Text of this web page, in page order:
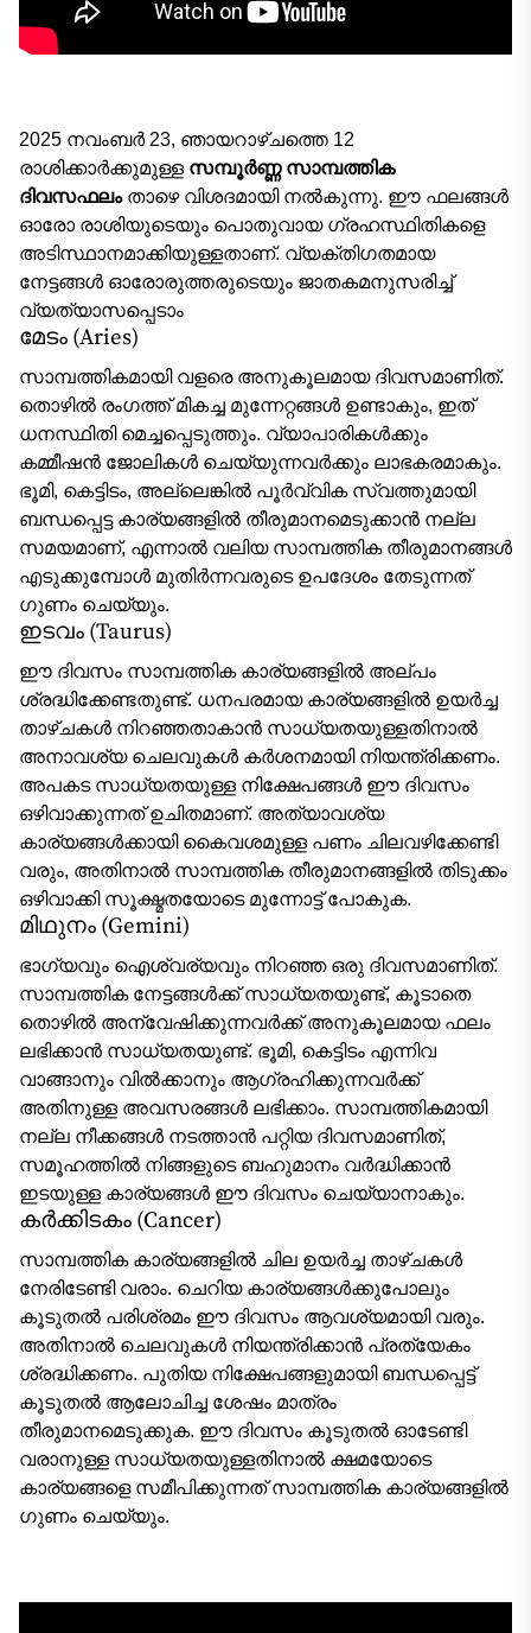
2025 നവംബർ 23, ഞായറാഴ്‌ചത്തെ 12
രാശിക്കാർക്കുമുള്ള സമ്പൂർണ്ണ സാമ്പത്തിക
ദിവസഫലംതാഴെ വിശദമായി നൽകുന്നു. ഈ ഫലങ്ങൾ
ഓരോ രാശിയുടെയും പൊതുവായ ഗ്രഹസ്ഥിതികളെ
അടിസ്ഥാനമാക്കിയുള്ളതാണ്. വ്യക്തിഗതമായ
നേട്ടങ്ങൾ ഓരോരുത്തരുടെയും ജാതകമനുസരിച്ച്
വ്യത്യാസപ്പെടാം
മേടം (Aries)
സാമ്പത്തികമായി വളരെ അനുകൂലമായ ദിവസമാണിത്.
തൊഴിൽ രംഗത്ത് മികച്ച മുന്നേറ്റങ്ങൾ ഉണ്ടാകും, ഇത്
ധനസ്ഥിതി മെച്ചപ്പെടുത്തും. വ്യാപാരികൾക്കും
കമ്മീഷൻ ജോലികൾ ചെയ്യുന്നവർക്കും ലാഭകരമാകും.
ഭൂമി, കെട്ടിടം, അല്ലെങ്കിൽ പൂർവ്വിക സ്വത്തുമായി
ബന്ധപ്പെട്ട കാര്യങ്ങളിൽ തീരുമാനമെടുക്കാൻ നല്ല
സമയമാണ്, എന്നാൽ വലിയ സാമ്പത്തിക തീരുമാനങ്ങൾ
എടുക്കുമ്പോൾ മുതിർന്നവരുടെ ഉപദേശം തേടുന്നത്
ഗുണം ചെയ്യും.
ഇടവം (Taurus)
ഈ ദിവസം സാമ്പത്തിക കാര്യങ്ങളിൽ അല്പം
ശ്രദ്ധിക്കേണ്ടതുണ്ട്. ധനപരമായ കാര്യങ്ങളിൽ ഉയർച്ച
താഴ്ചകൾ നിറഞ്ഞതാകാൻ സാധ്യതയുള്ളതിനാൽ
അനാവശ്യ ചെലവുകൾ കർശനമായി നിയന്ത്രിക്കണം.
അപകട സാധ്യതയുള്ള നിക്ഷേപങ്ങൾ ഈ ദിവസം
ഒഴിവാക്കുന്നത് ഉചിതമാണ്. അത്യാവശ്യ
കാര്യങ്ങൾക്കായി കൈവശമുള്ള പണം ചിലവഴിക്കേണ്ടി
വരും, അതിനാൽ സാമ്പത്തിക തീരുമാനങ്ങളിൽ തിടുക്കം
ഒഴിവാക്കി സൂക്ഷ്മതയോടെ മുന്നോട്ട് പോകുക.
മിഥുനം (Gemini)
ഭാഗ്യവും ഐശ്വര്യവും നിറഞ്ഞ ഒരു ദിവസമാണിത്.
സാമ്പത്തിക നേട്ടങ്ങൾക്ക് സാധ്യതയുണ്ട്, കൂടാതെ
തൊഴിൽ അന്വേഷിക്കുന്നവർക്ക് അനുകൂലമായ ഫലം
ലഭിക്കാൻ സാധ്യതയുണ്ട്. ഭൂമി, കെട്ടിടം എന്നിവ
വാങ്ങാനും വിൽക്കാനും ആഗ്രഹിക്കുന്നവർക്ക്
അതിനുള്ള അവസരങ്ങൾ ലഭിക്കാം. സാമ്പത്തികമായി
നല്ല നീക്കങ്ങൾ നടത്താൻ പറ്റിയ ദിവസമാണിത്,
സമൂഹത്തിൽ നിങ്ങളുടെ ബഹുമാനം വർദ്ധിക്കാൻ
ഇടയുള്ള കാര്യങ്ങൾ ഈ ദിവസം ചെയ്യാനാകും.
കർക്കിടകം (Cancer)
സാമ്പത്തിക കാര്യങ്ങളിൽ ചില ഉയർച്ച താഴ്ചകൾ
നേരിടേണ്ടി വരാം. ചെറിയ കാര്യങ്ങൾക്കുപോലും
കൂടുതൽ പരിശ്രമം ഈ ദിവസം ആവശ്യമായി വരും.
അതിനാൽ ചെലവുകൾ നിയന്ത്രിക്കാൻ പ്രത്യേകം
ശ്രദ്ധിക്കണം. പുതിയ നിക്ഷേപങ്ങളുമായി ബന്ധപ്പെട്ട്
കൂടുതൽ ആലോചിച്ച ശേഷം മാത്രം
തീരുമാനമെടുക്കുക. ഈ ദിവസം കൂടുതൽ ഓടേണ്ടി
വരാനുള്ള സാധ്യതയുള്ളതിനാൽ ക്ഷമയോടെ
കാര്യങ്ങളെ സമീപിക്കുന്നത് സാമ്പത്തിക കാര്യങ്ങളിൽ
ഗുണം ചെയ്യും.